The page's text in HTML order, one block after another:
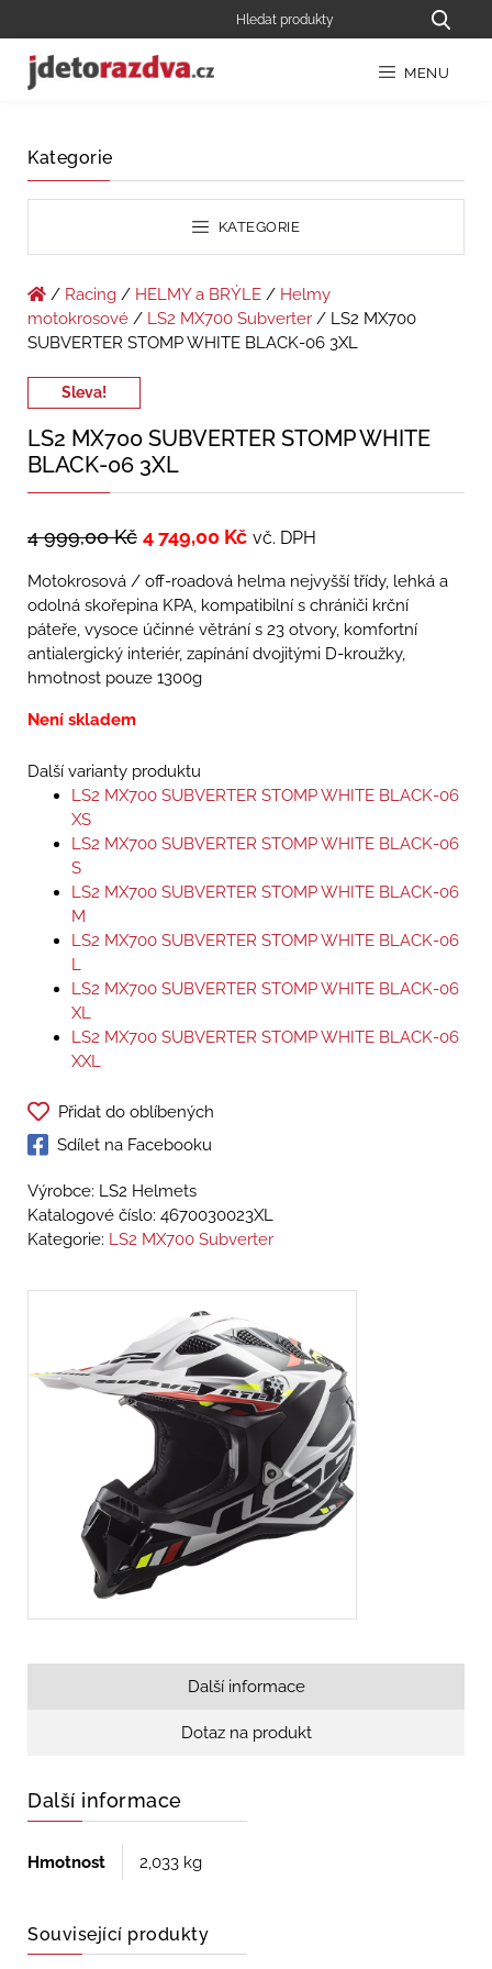
MENU
Kategorie
KATEGORIE
/ Racing / HELMY a BRÝLE / Helmy
motokrosové / LS2 MX700 Subverter / LS2 MX700
SUBVERTER STOMP WHITE BLACK-06 3XL
Sleva!
LS2 MX700 SUBVERTER STOMP WHITE
BLACK-06 3XL
4 999,00Kč 4 749,00 Kč vč. DPH
Motokrosová / off-roadová helma nejvyšší třídy, lehká a
odolná skořepina KPA, kompatibilní s chrániči krční
páteře, vysoce účinné větrání s 23 otvory, komfortní
antialergický interiér, zapínání dvojitými D-kroužky,
hmotnost pouze 1300g
Není skladem
Další varianty produktu
LS2 MX700 SUBVERTER STOMP WHITE BLACK-06
XS
LS2 MX700 SUBVERTER STOMP WHITE BLACK-06
S
LS2 MX700 SUBVERTER STOMP WHITE BLACK-06
M
LS2 MX700 SUBVERTER STOMP WHITE BLACK-06
L
LS2 MX700 SUBVERTER STOMP WHITE BLACK-06
XL
LS2 MX700 SUBVERTER STOMP WHITE BLACK-06
XXL
Přidat do oblíbených
Sdílet na Facebooku
Výrobce: LS2 Helmets
Katalogové číslo: 4670030023XL
Kategorie: LS2 MX700 Subverter
Další informace
Dotaz na produkt
Další informace
Hmotnost 2,033 kg
Související produkty